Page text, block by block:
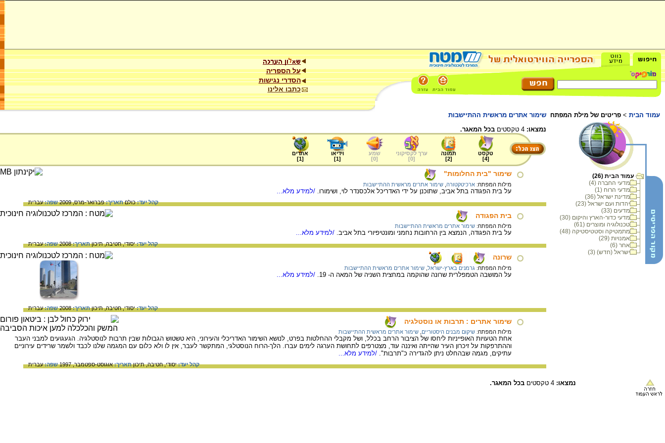
על הספריה
הסדרי נגישות
כתבו אלינו
עמוד הבית > פריטים של מילת המפתח שימור אתרים מראשית ההתיישבות
עמוד הבית (26)
מדעי החברה (4)
מדעי הרוח (1)
מדינת ישראל (36)
יהדות ועם ישראל (23)
מדעים (33)
מדעי כדור-הארץ והיקום (30)
טכנולוגיה ומוצרים (61)
מתמטיקה וסטטיסטיקה (48)
אמנויות (29)
אחר (6)
ישראל (חדש) (3)
נמצאו: בכל המאגר.
טקסט
[
4
]
תמונה
[
2
]
ערך לקסיקוני
[
0
]
שמע
[
0
]
וידיאו
[
1
]
אתרים
[
1
]
שימור "בית החלומות"
מילות המפתח: ארכיטקטורה שימור אתרים מראשית ההתיישבות
על בית הפגודה בתל אביב, שתוכנן על ידי האדריכל אלכסנדר לוי, ושימורו. /למידע מלא...
קהל יעד:כולםתאריך:פברואר-מרס, 2009 שפה:עברית
בית הפגודה
מילות המפתח: שימור אתרים מראשית ההתיישבות
על בית הפגודה, הנמצא בין הרחובות נחמני ומונטיפיורי בתל אביב. /למידע מלא...
קהל יעד:יסודי,חטיבה,תיכוןתאריך:2008 שפה:עברית
שרונה
מילות המפתח: גרמנים בארץ-ישראל שימור אתרים מראשית ההתיישבות
על המושבה הטמפלרית שרונה שהוקמה במחצית השניה של המאה ה- 19. /למידע מלא...
קהל יעד:יסודי,חטיבה,תיכוןתאריך:2008 שפה:עברית
שימור אתרים : תרבות או נוסטלגיה
מילות המפתח: שיקום מבנים היסטוריים שימור אתרים מראשית ההתיישבות
אחת הטעויות האופייניות ליחסו של הציבור הרחב בכלל, ושל מקבלי ההחלטות בפרט, לנושא השימור האדריכלי והעירוני, היא טשטוש הגבולות שבין תרבות לנוסטלגיה. הגעגועים למבני העבר
וההתרפקות על זיכרון העיר שהייתה ואיננה עוד, מצטרפים לתחושת הערגה לימים עברו. הלך-הרוח הנוסטלגי, המתקשר לעבר, אין לו ולא כלום עם המגמה שלנו לכבד ולשמר שרידים עירוניים
עתיקים, מגמה שבהחלט ניתן להגדירה כ"תרבות". /למידע מלא...
קהל יעד:יסודי,חטיבה,תיכוןתאריך:אוגוסט-ספטמבר, 1997 שפה:עברית
נמצאו: בכל המאגר.